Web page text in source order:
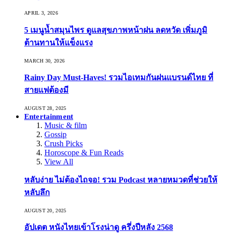
APRIL 3, 2026
5 เมนูน้ำสมุนไพร ดูแลสุขภาพหน้าฝน ลดหวัด เพิ่มภูมิ
ต้านทานให้แข็งแรง
MARCH 30, 2026
Rainy Day Must-Haves! รวมไอเทมกันฝนแบรนด์ไทย ที่
สายแฟต้องมี
AUGUST 28, 2025
Entertainment
Music & film
Gossip
Crush Picks
Horoscope & Fun Reads
View All
หลับง่าย ไม่ต้องไถจอ! รวม Podcast หลายหมวดที่ช่วยให้
หลับลึก
AUGUST 20, 2025
อัปเดต หนังไทยเข้าโรงน่าดู ครึ่งปีหลัง 2568